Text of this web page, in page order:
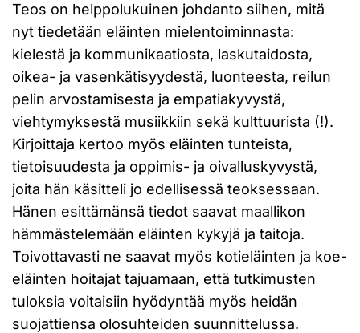
Teos on helppolukuinen johdanto siihen, mitä
nyt tiedetään eläinten mielentoiminnasta:
kielestä ja kommunikaatiosta, laskutaidosta,
oikea- ja vasenkätisyydestä, luonteesta, reilun
pelin arvostamisesta ja empatiakyvystä,
viehtymyksestä musiikkiin sekä kulttuurista (!).
Kirjoittaja kertoo myös eläinten tunteista,
tietoisuudesta ja oppimis- ja oivalluskyvystä,
joita hän käsitteli jo edellisessä teoksessaan.
Hänen esittämänsä tiedot saavat maallikon
hämmästelemään eläinten kykyjä ja taitoja.
Toivottavasti ne saavat myös kotieläinten ja koe-
eläinten hoitajat tajuamaan, että tutkimusten
tuloksia voitaisiin hyödyntää myös heidän
suojattiensa olosuhteiden suunnittelussa.